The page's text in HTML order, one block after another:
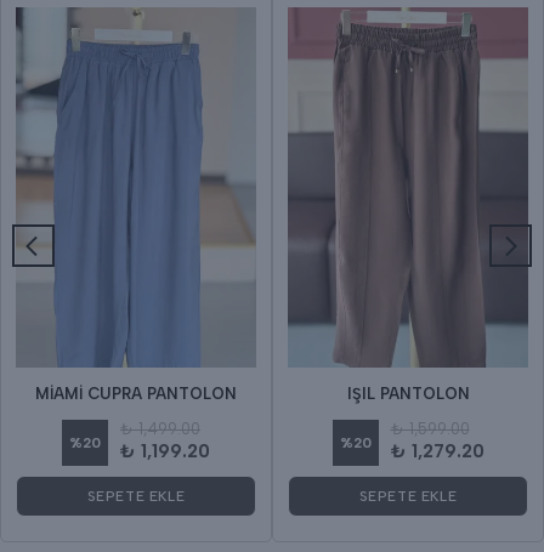
MİAMİ CUPRA PANTOLON
%20
₺ 1,499.00
₺ 1,199.20
SEPETE EKLE
IŞIL PANTOLON
%20
₺ 1,599.00
₺ 1,279.20
SEPETE EKLE